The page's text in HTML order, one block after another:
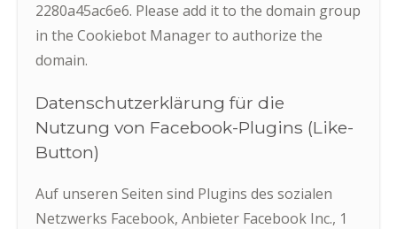
2280a45ac6e6. Please add it to the domain group
in the Cookiebot Manager to authorize the
domain.
Datenschutzerklärung für die
Nutzung von Facebook-Plugins (Like-
Button)
Auf unseren Seiten sind Plugins des sozialen
Netzwerks Facebook, Anbieter Facebook Inc., 1